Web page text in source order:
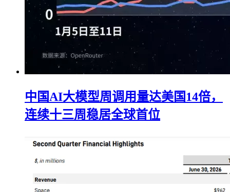
中国AI大模型周调用量达美国14倍，
连续十三周稳居全球首位